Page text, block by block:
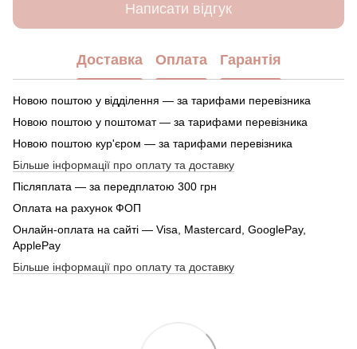
Написати відгук
Доставка Оплата Гарантія
Новою поштою у відділення — за тарифами перевізника
Новою поштою у поштомат — за тарифами перевізника
Новою поштою кур'єром — за тарифами перевізника
Більше інформації про оплату та доставку
Післяплата — за передплатою 300 грн
Оплата на рахунок ФОП
Онлайн-оплата на сайті — Visa, Mastercard, GooglePay,
ApplePay
Більше інформації про оплату та доставку